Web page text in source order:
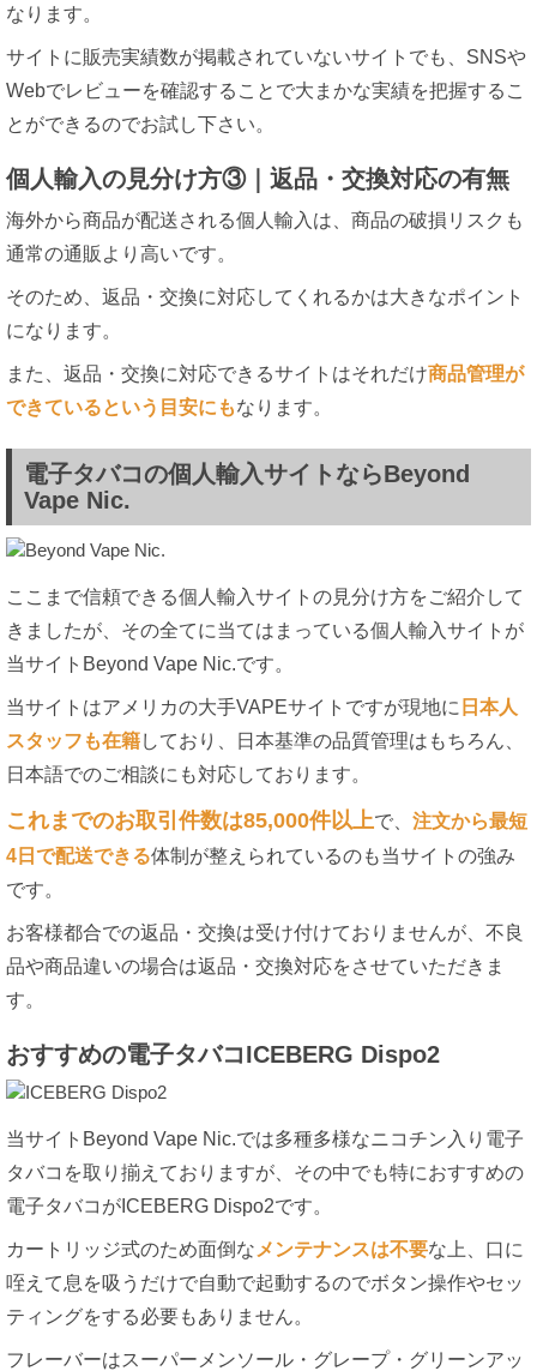
なります。
サイトに販売実績数が掲載されていないサイトでも、SNSや
Webでレビューを確認することで大まかな実績を把握するこ
とができるのでお試し下さい。
個人輸入の見分け方③｜返品・交換対応の有無
海外から商品が配送される個人輸入は、商品の破損リスクも
通常の通販より高いです。
そのため、返品・交換に対応してくれるかは大きなポイント
になります。
また、返品・交換に対応できるサイトはそれだけ商品管理が
できているという目安にもなります。
電子タバコの個人輸入サイトならBeyond
Vape Nic.
ここまで信頼できる個人輸入サイトの見分け方をご紹介して
きましたが、その全てに当てはまっている個人輸入サイトが
当サイトBeyond Vape Nic.です。
当サイトはアメリカの大手VAPEサイトですが現地に 日本人
スタッフも在籍しており、日本基準の品質管理はもちろん、
日本語でのご相談にも対応しております。
これまでのお取引件数は85,000件以上で、 注文から最短
4日で配送できる体制が整えられているのも当サイトの強み
です。
お客様都合での返品・交換は受け付けておりませんが、不良
品や商品違いの場合は返品・交換対応をさせていただきま
す。
おすすめの電子タバコICEBERG Dispo2
当サイトBeyond Vape Nic.では多種多様なニコチン入り電子
タバコを取り揃えておりますが、その中でも特におすすめの
電子タバコがICEBERG Dispo2です。
カートリッジ式のため面倒な メンテナンスは不要な上、口に
咥えて息を吸うだけで自動で起動するのでボタン操作やセッ
ティングをする必要もありません。
フレーバーはスーパーメンソール・グレープ・グリーンアッ